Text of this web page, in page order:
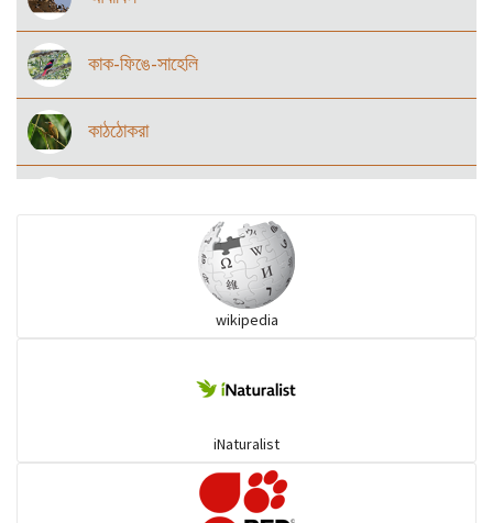
কাক-ফিঙে-সাহেলি
কাঠঠোকরা
কাস্তেচরা - চামচঠুটি
wikipedia
iNaturalist